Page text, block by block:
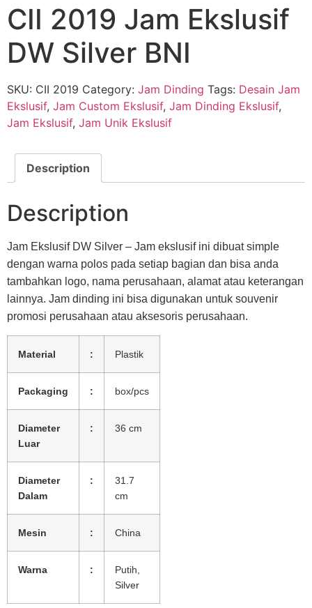
CII 2019 Jam Ekslusif
DW Silver BNI
SKU: CII 2019 Category: Jam Dinding Tags: Desain Jam
Ekslusif, Jam Custom Ekslusif, Jam Dinding Ekslusif,
Jam Ekslusif, Jam Unik Ekslusif
Description
Description
Jam Ekslusif DW Silver – Jam ekslusif ini dibuat simple
dengan warna polos pada setiap bagian dan bisa anda
tambahkan logo, nama perusahaan, alamat atau keterangan
lainnya. Jam dinding ini bisa digunakan untuk souvenir
promosi perusahaan atau aksesoris perusahaan.
Material : Plastik
Packaging : box/pcs
Diameter
Luar
: 36 cm
Diameter
Dalam
:
31.7
cm
Mesin : China
Warna :
Putih,
Silver